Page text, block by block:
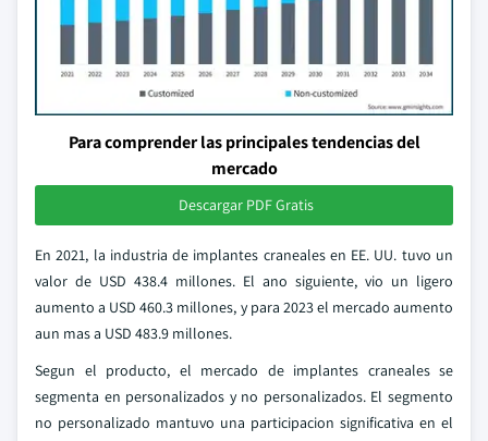
Para comprender las principales tendencias del
mercado
Descargar PDF Gratis
En 2021, la industria de implantes craneales en EE. UU. tuvo un
valor de USD 438.4 millones. El ano siguiente, vio un ligero
aumento a USD 460.3 millones, y para 2023 el mercado aumento
aun mas a USD 483.9 millones.
Segun el producto, el mercado de implantes craneales se
segmenta en personalizados y no personalizados. El segmento
no personalizado mantuvo una participacion significativa en el